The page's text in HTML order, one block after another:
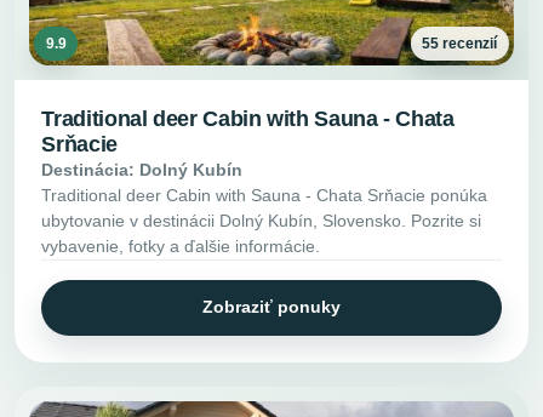
9.9 55 recenzií
Traditional deer Cabin with Sauna - Chata
Srňacie
Destinácia: Dolný Kubín
Traditional deer Cabin with Sauna - Chata Srňacie ponúka
ubytovanie v destinácii Dolný Kubín, Slovensko. Pozrite si
vybavenie, fotky a ďalšie informácie.
Zobraziť ponuky